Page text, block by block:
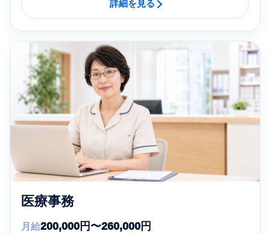
詳細を見る
医療事務
月給200,000円〜260,000円